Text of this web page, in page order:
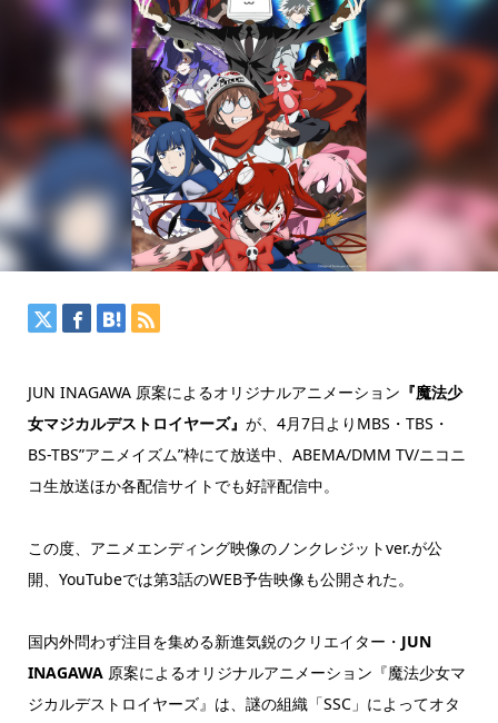
JUN INAGAWA 原案によるオリジナルアニメーション 『魔法少
女マジカルデストロイヤーズ』 が、4月7日よりMBS・TBS・
BS-TBS”アニメイズム”枠にて放送中、ABEMA/DMM TV/ニコニ
コ生放送ほか各配信サイトでも好評配信中。
この度、アニメエンディング映像のノンクレジットver.が公
開、YouTubeでは第3話のWEB予告映像も公開された。
国内外問わず注目を集める新進気鋭のクリエイター・ JUN
INAGAWA原案によるオリジナルアニメーション『魔法少女マ
ジカルデストロイヤーズ』は、謎の組織「SSC」によってオタ